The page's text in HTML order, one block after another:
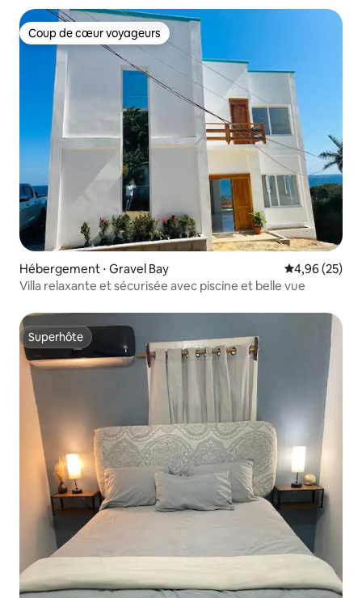
Coup de cœur voyageurs
Coup de cœur voyageurs
Hébergement ⋅ Gravel Bay Évaluation
4,96 (25)
Villa relaxante et sécurisée avec piscine et belle vue
Superhôte
Superhôte